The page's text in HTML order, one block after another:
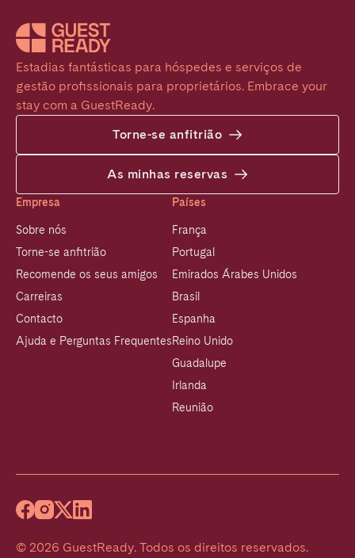
Estadias fantásticas para hóspedes e serviços de
gestão profissionais para proprietários. Embrace your
stay com a GuestReady.
Torne-se anfitrião
As minhas reservas
Empresa
Sobre nós
Torne-se anfitrião
Recomende os seus amigos
Carreiras
Contacto
Ajuda e Perguntas Frequentes
Países
França
Portugal
Emirados Árabes Unidos
Brasil
Espanha
Reino Unido
Guadalupe
Irlanda
Reunião
© 2026 GuestReady. Todos os direitos reservados.